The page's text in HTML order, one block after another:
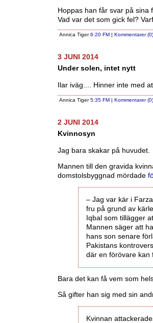
Hoppas han får svar på sina
Vad var det som gick fel?
Annica Tiger6:20 FM | Kommentarer (0)
3 JUNI 2014
Under solen, intet nytt
Ilar iväg.... Hinner inte med
Annica Tiger5:35 FM | Kommentarer (0)
2 JUNI 2014
Kvinnosyn
Jag bara skakar på huvudet.
Mannen till den gravida
domstolsbyggnad mördade
– Jag var kär i
fru på grund av
Iqbal som tillägger
Mannen säger att
hans son senare
Pakistans
där en förövare kan
Bara det kan få vem som
Så gifter han sig med sin
Kvinnan